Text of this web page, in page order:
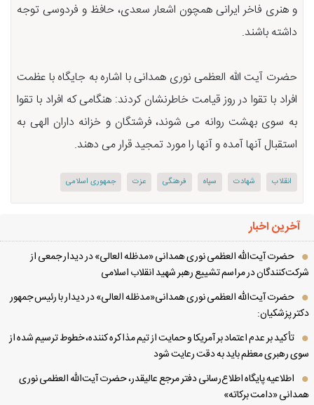
و هنری فاخر ایرانی همچون اشعار سعدی، حافظ و فردوسی توجه
داشته باشند.
حضرت آیت الله العظمی نوری همدانی با اشاره به جایگاه با عظمت
افراد با تقوا در روز قیامت خاطرنشان کردند: هنگامی که افراد با تقوا
به سوی بهشت روانه می شوند، فرشتگان و خزانه داران الهی به
استقبال آنها آمده و آنها را مورد تمجید قرار می دهند.
انقلاب شهادت سپاه فرهنگی عزت جمهوری اسلامی
آخرین اخبار
حضرت آیت‌الله العظمی نوری همدانی «مدظله العالی» در دیدار جمعی از
در مراسم تشییع رهبر شهید انقلاب اسلامی
حضرت آیت‌الله العظمی نوری همدانی«مدظله العالی» در دیدار با رئیس جمهور
پزشکیان:
تأکید بر عدم اعتماد بر آمریکا و حمایت از تیم مذاکره کننده، خطوط ترسیم شده از
رهبری معظم باید به دقت رعایت شود
اطلاعیه پایگاه اطلاع‌رسانی دفتر مرجع عالیقدر، حضرت آیت‌الله العظمی نوری
«دامت برکاته»